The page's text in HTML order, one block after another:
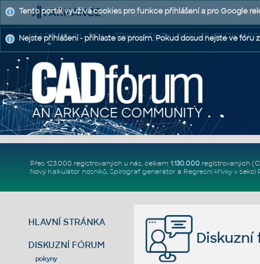
CAD FÓRUM - TIPY A TRIKY | UTILITY | DISKUZE | BLOKY |
Přes 123.000 registrovaných u nás, celkem 1.130.000registrovaných
Nový Kalkulátor nosníků, Spirograf generátor a Regresní křivkyv sekci
HLAVNÍ STRÁNKA
DISKUZNÍ FÓRUM
pokyny
Diskuzní
Tento portál využívá cookies pro funkce přihlášení a pro Google
Nejste přihlášeni - přihlaste se prosím. Pokud dosud nejste ve fóru